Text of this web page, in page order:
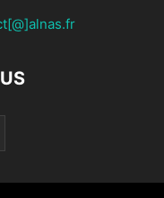
des données (RGPD)
Droits Réservés